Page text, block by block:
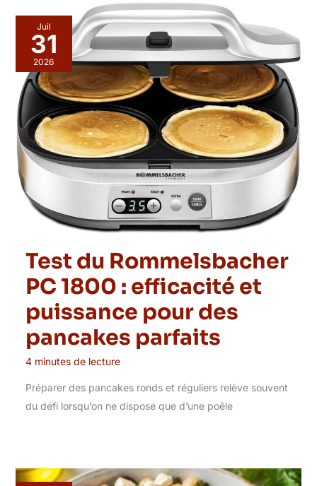
Juil
31
2026
Test du Rommelsbacher
PC 1800 : efficacité et
puissance pour des
pancakes parfaits
4 minutes de lecture
Préparer des pancakes ronds et réguliers relève souvent
du défi lorsqu’on ne dispose que d’une poêle